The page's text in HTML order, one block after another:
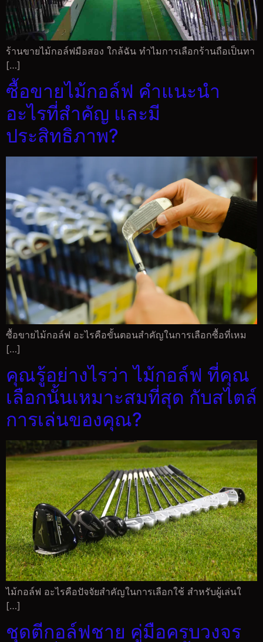
ร้านขายไม้กอล์ฟมือสอง ใกล้ฉัน ทำไมการเลือกร้านถือเป็นทา
[…]
ซื้อขายไม้กอล์ฟ คำแนะนำ
อะไรที่สำคัญ และมี
ประสิทธิภาพ?
ซื้อขายไม้กอล์ฟ อะไรคือขั้นตอนสำคัญในการเลือกซื้อที่เหม
[…]
คุณรู้อย่างไรว่า ไม้กอล์ฟ ที่คุณ
เลือกนั้นเหมาะสมที่สุด กับสไตล์
การเล่นของคุณ?
ไม้กอล์ฟ อะไรคือปัจจัยสำคัญในการเลือกใช้ สำหรับผู้เล่นใ
[…]
ชุดตีกอล์ฟชาย คู่มือครบวงจร